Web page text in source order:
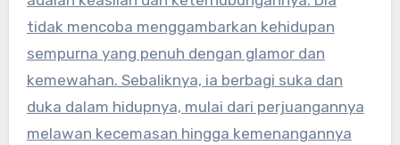
tidak mencoba menggambarkan kehidupan
sempurna yang penuh dengan glamor dan
kemewahan. Sebaliknya, ia berbagi suka dan
duka dalam hidupnya, mulai dari perjuangannya
melawan kecemasan hingga kemenangannya